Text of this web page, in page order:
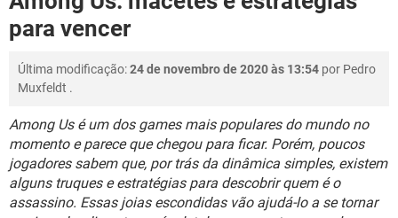
INSTAGRAM
CELULAR FACEBOOK
INSTAGRAM GMAIL
JOGOS
OUTLOOK
INSTAGRAM
GUIA DE COMPRAS
FÓRUM
JOGOS WHATSAPP
OUTLOOK EXCEL
INSTAGRAM GMAIL
GUIA DE COMPRAS
GLOSSÁRIO
WHATSAPP
CELULAR FACEBOOK
OUTLOOK EXCEL
INSTAGRAM GMAIL
para vencer
Última modificação:24 de novembro de 2020 às 13:54 por Pedro
Muxfeldt .
Among Us é um dos games mais populares do mundo no
momento e parece que chegou para ficar. Porém, poucos
jogadores sabem que, por trás da dinâmica simples, existem
alguns truques e estratégias para descobrir quem é o
assassino. Essas joias escondidas vão ajudá-lo a se tornar